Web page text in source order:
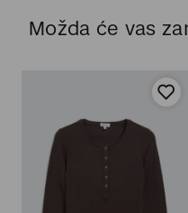
Možda će vas